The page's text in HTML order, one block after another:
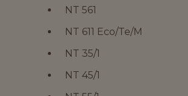
NT 561
NT 611 Eco/Te/M
NT 35/1
NT 45/1